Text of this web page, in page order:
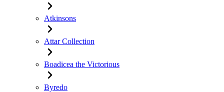
Atkinsons
Attar Collection
Boadicea the Victorious
Byredo